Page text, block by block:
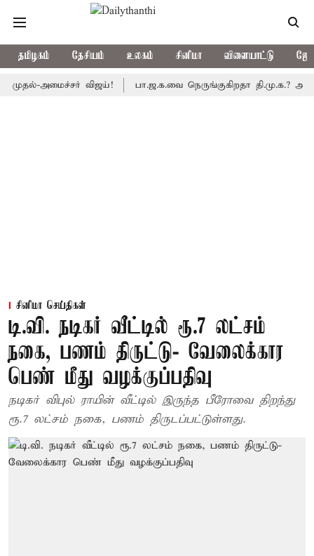
தமிழகம் தேசியம் உலகம் சினிமா விளையாட்டு
அமைச்சர் விஜய்! பா.ஜ.க.வை நெருங்குகிறதா தி.மு.க.?
சினிமா செய்திகள்
டி.வி. நடிகர் வீட்டில் ரூ.7 லட்சம்
நகை, பணம் திருட்டு- வேலைக்கார
பெண் மீது வழக்குப்பதிவு
நடிகர் விபுல் ராயின் வீட்டில் இருந்த பீரோவை திறந்து
ரூ.7 லட்சம் நகை, பணம் திருடப்பட்டுள்ளது.